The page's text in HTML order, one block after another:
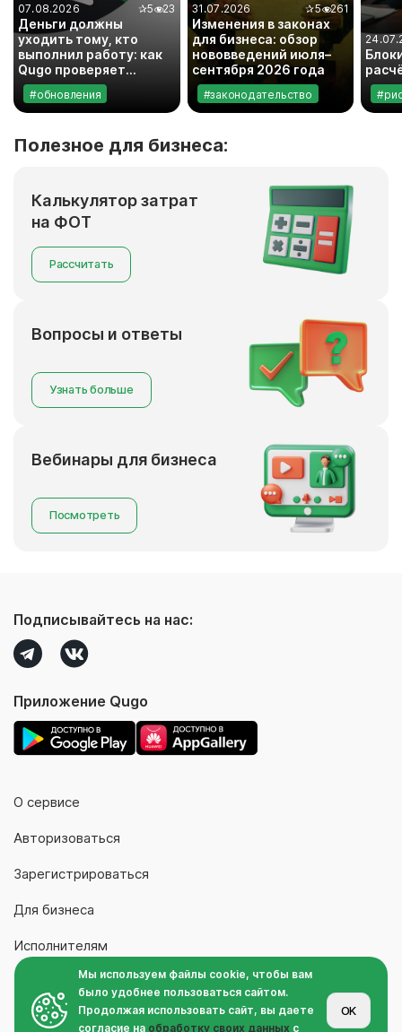
07.08.2026 ✰5 23
Деньги должны
уходить тому, кто
выполнил работу: как
Qugo проверяет
банковские реквизиты
исполнителей
#обновления
31.07.2026 ✰5 261
Изменения в законах
для бизнеса: обзор
нововведений июля–
сентября 2026 года
#законодательство
Полезное для бизнеса:
Калькулятор затрат
на ФОТ
Рассчитать
Вопросы и ответы
Узнать больше
Вебинары для бизнеса
Посмотреть
О сервисе
Авторизоваться
Зарегистрироваться
Для бизнеса
Исполнителям
Приложение Qugo
Подписывайтесь на нас:
Мы используем файлы cookie, чтобы вам
было удобнее пользоваться сайтом.
Продолжая использовать сайт, вы даете
согласие на обработку своих данных с
OK